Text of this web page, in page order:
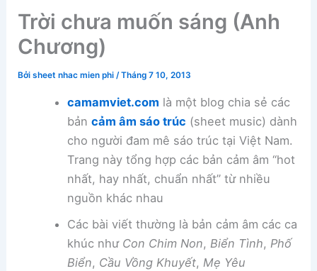
Trời chưa muốn sáng (Anh
Chương)
Bởisheet nhac mien phi/Tháng 7 10, 2013
camamviet.com là một blog chia sẻ các
bản cảm âm sáo trúc (sheet music) dành
cho người đam mê sáo trúc tại Việt Nam.
Trang này tổng hợp các bản cảm âm “hot
nhất, hay nhất, chuẩn nhất” từ nhiều
nguồn khác nhau
Các bài viết thường là bản cảm âm các ca
khúc như Con Chim Non, Biển Tình, Phố
Biển, Cầu Vồng Khuyết, Mẹ Yêu